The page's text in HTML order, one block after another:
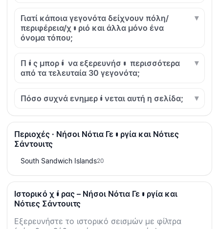
Γιατί κάποια γεγονότα δείχνουν πόλη/
περιφέρεια/χωριό και άλλα μόνο ένα
όνομα τόπου;
Πώς μπορώ να εξερευνήσω περισσότερα
από τα τελευταία 30 γεγονότα;
Πόσο συχνά ενημερώνεται αυτή η σελίδα;
Περιοχές · Νήσοι Νότια Γεωργία και Νότιες
Σάντουιτς
South Sandwich Islands20
Ιστορικό χώρας – Νήσοι Νότια Γεωργία και
Νότιες Σάντουιτς
Εξερευνήστε το ιστορικό σεισμών με φίλτρα